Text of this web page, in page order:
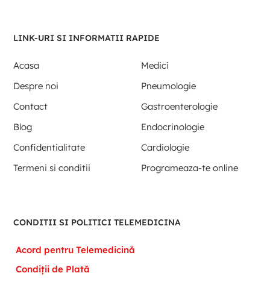
LINK-URI SI INFORMATII RAPIDE
Acasa
Medici
Despre noi
Pneumologie
Contact
Gastroenterologie
Blog
Endocrinologie
Confidentialitate
Cardiologie
Termeni si conditii
Programeaza-te online
CONDITII SI POLITICI TELEMEDICINA
Acord pentru Telemedicină
Condiții de Plată